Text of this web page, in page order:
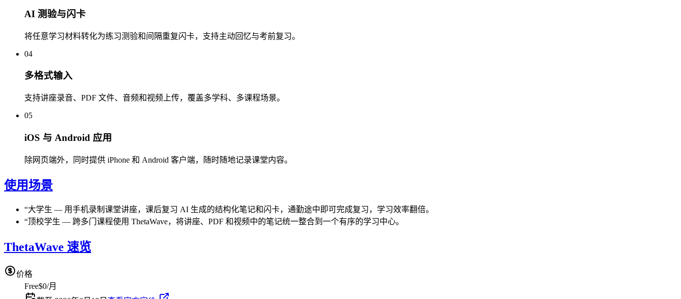
AI 测验与闪卡
将任意学习材料转化为练习测验和间隔重复闪卡，支持主动回忆与考前复习。
04
多格式输入
支持讲座录音、PDF 文件、音频和视频上传，覆盖多学科、多课程场景。
05
iOS 与 Android 应用
除网页端外，同时提供 iPhone 和 Android 客户端，随时随地记录课堂内容。
使用场景
“大学生 — 用手机录制课堂讲座，课后复习 AI 生成的结构化笔记和闪卡，通勤途中即可完成复习，学习效率翻倍。
“顶校学生 — 跨多门课程使用 ThetaWave，将讲座、PDF 和视频中的笔记统一整合到一个有序的学习中心。
ThetaWave 速览
价格
Free$0/月